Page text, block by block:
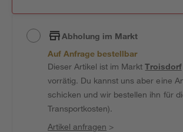
Abholung im Markt
Auf Anfrage bestellbar
Dieser Artikel ist im MarktTroisdorf
vorrätig. Du kannst uns aber eine
schicken und wir bestellen ihn für
Transportkosten).
Artikel anfragen >